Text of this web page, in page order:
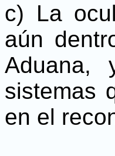
c) La
aún
Aduana,
sistemas
en el